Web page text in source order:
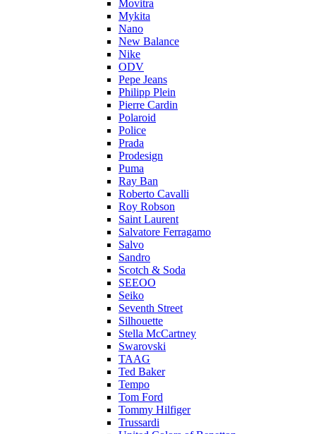
Movitra
Mykita
Nano
New Balance
Nike
ODV
Pepe Jeans
Philipp Plein
Pierre Cardin
Polaroid
Police
Prada
Prodesign
Puma
Ray Ban
Roberto Cavalli
Roy Robson
Saint Laurent
Salvatore Ferragamo
Salvo
Sandro
Scotch & Soda
SEEOO
Seiko
Seventh Street
Silhouette
Stella McCartney
Swarovski
TAAG
Ted Baker
Tempo
Tom Ford
Tommy Hilfiger
Trussardi